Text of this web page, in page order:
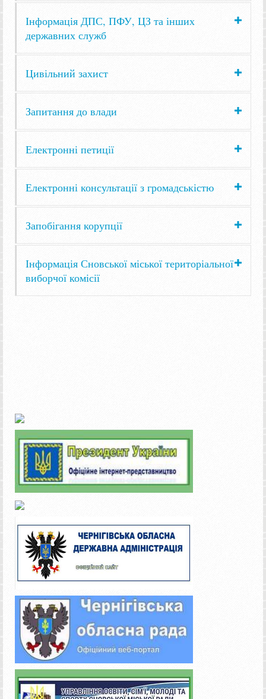
Інформація ДПС, ПФУ, ЦЗ та інших
державних служб
Цивільний захист
Запитання до влади
Електронні петиції
Електронні консультації з громадськістю
Запобігання корупції
Інформація Сновської міської територіальної
виборчої комісії